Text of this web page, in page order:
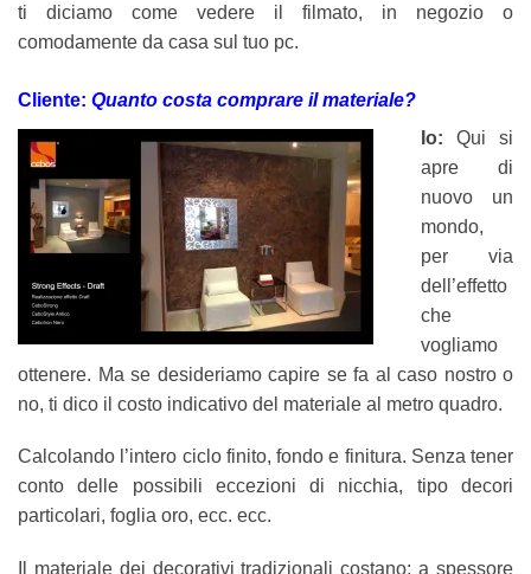
ti diciamo come vedere il filmato, in negozio o
comodamente da casa sul tuo pc.
Cliente: Quanto costa comprare il materiale?
Io: Qui si
apre di
nuovo un
mondo,
per via
dell’effetto
che
vogliamo
ottenere. Ma se desideriamo capire se fa al caso nostro o
no, ti dico il costo indicativo del materiale al metro quadro.
Calcolando l’intero ciclo finito, fondo e finitura. Senza tener
conto delle possibili eccezioni di nicchia, tipo decori
particolari, foglia oro, ecc. ecc.
Il materiale dei decorativi tradizionali costano: a spessore